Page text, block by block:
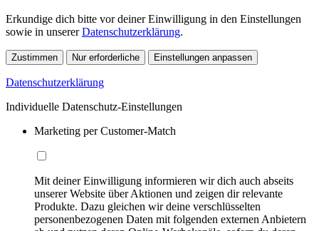
Erkundige dich bitte vor deiner Einwilligung in den Einstellungen
sowie in unsererDatenschutzerklärung.
Zustimmen Nur erforderliche Einstellungen anpassen
Datenschutzerklärung
Individuelle Datenschutz-Einstellungen
Marketing per Customer-Match
Mit deiner Einwilligung informieren wir dich auch abseits
unserer Website über Aktionen und zeigen dir relevante
Produkte. Dazu gleichen wir deine verschlüsselten
personenbezogenen Daten mit folgenden externen Anbietern